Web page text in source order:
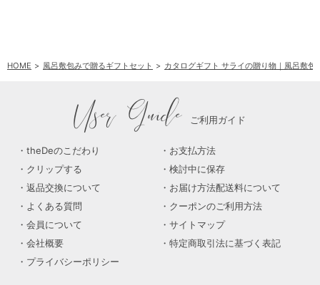
HOME 風呂敷包みで贈るギフトセット カタログギフト サライの贈り物｜風呂敷包
User Guide ご利用ガイド
theDeのこだわり
お支払方法
クリップする
検討中に保存
返品交換について
お届け方法配送料について
よくある質問
クーポンのご利用方法
会員について
サイトマップ
会社概要
特定商取引法に基づく表記
プライバシーポリシー